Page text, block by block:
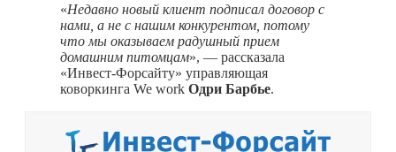
«Недавно новый клиент подписал договор с
нами, а не с нашим конкурентом, потому
что мы оказываем радушный прием
домашним питомцам», — рассказала
«Инвест-Форсайту» управляющая
коворкинга We work Одри Барбье.